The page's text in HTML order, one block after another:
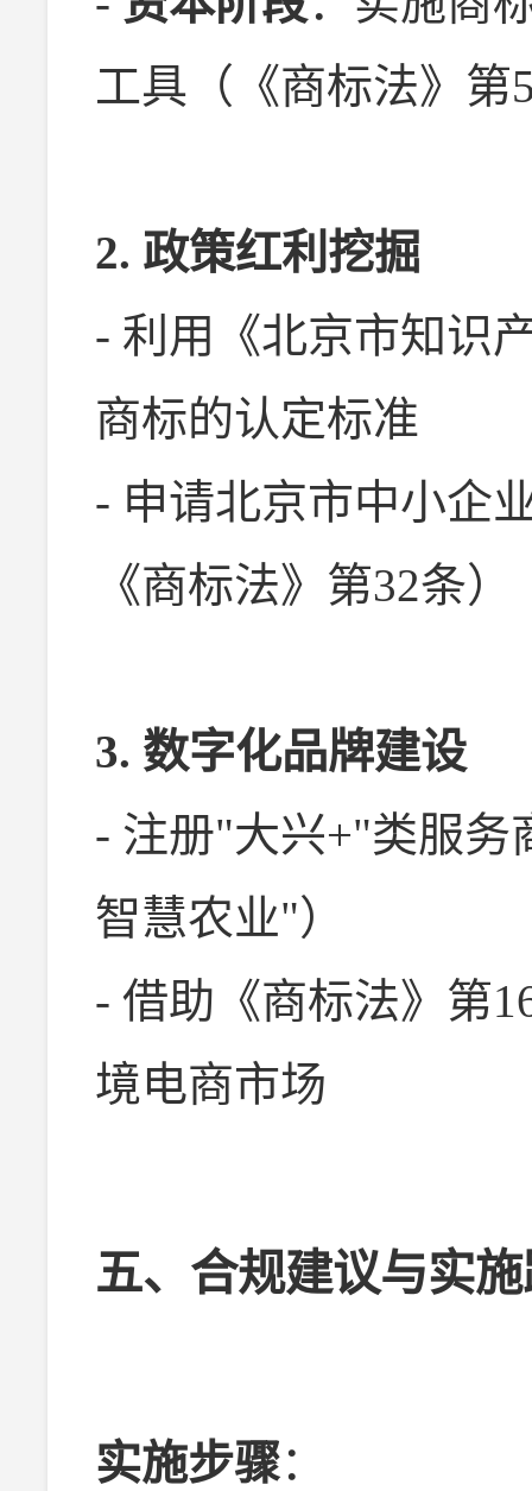
工具（《商标法》第
2. 政策红利挖掘
- 利用《北京市知识
商标的认定标准
- 申请北京市中小企
《商标法》第32条）
3. 数字化品牌建设
- 注册"大兴+"类服
智慧农业"）
- 借助《商标法》第
境电商市场
五、合规建议与实
实施步骤：